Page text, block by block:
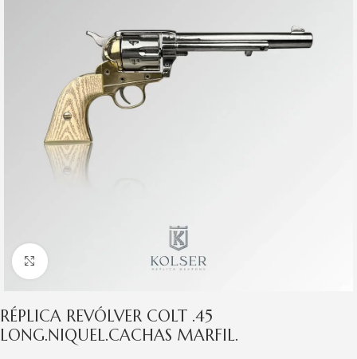
Clic para ampliar
RÉPLICA REVÓLVER COLT .45
LONG.NIQUEL.CACHAS MARFIL.